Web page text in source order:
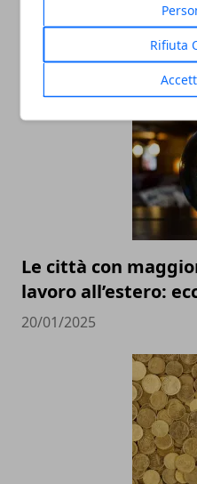
Rifiuta
Quali sono gli
quando si
Le città con
lavoro all’estero:
20/01/2025